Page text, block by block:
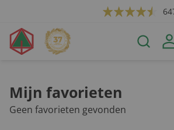
Mijn favorieten
Geen favorieten gevonden